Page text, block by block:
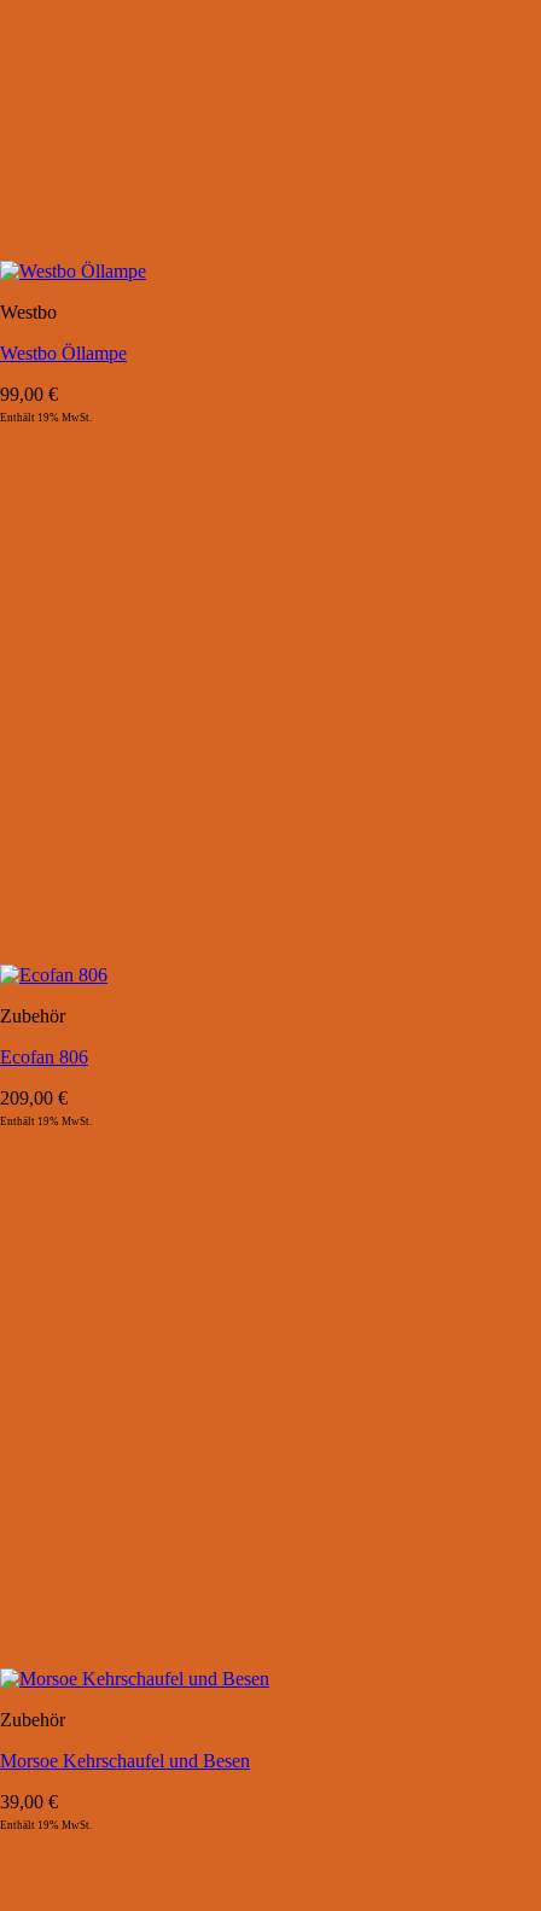
Westbo
Westbo Öllampe
99,00 €
Enthält 19% MwSt.
Zubehör
Ecofan 806
209,00 €
Enthält 19% MwSt.
Zubehör
Morsoe Kehrschaufel und Besen
39,00 €
Enthält 19% MwSt.